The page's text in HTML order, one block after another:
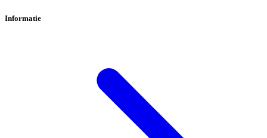
Informatie